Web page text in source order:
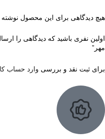
هیچ دیدگاهی برای این محصول
اولین نفری باشید که دیدگاهی را
مهر”
برای ثبت نقد و بررسی وارد حساب